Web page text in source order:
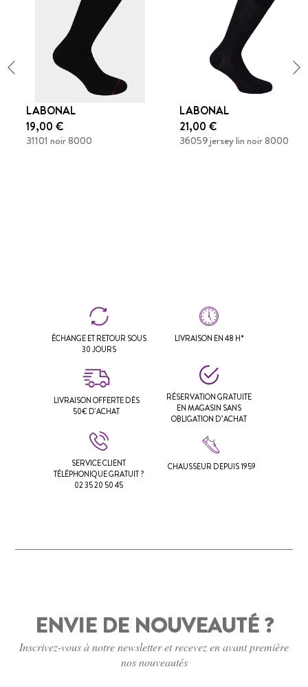
LABONAL
19,00 €
31101 noir 8000
LABONAL
21,00 €
36059 jersey lin noir 8000
ÉCHANGE ET RETOUR SOUS
30 JOURS
LIVRAISON EN 48 H*
LIVRAISON OFFERTE DÈS
50€ D'ACHAT
RÉSERVATION GRATUITE
EN MAGASIN SANS
OBLIGATION D’ACHAT
SERVICE CLIENT
TÉLÉPHONIQUE GRATUIT ?
02 35 20 50 45
CHAUSSEUR DEPUIS 1959
ENVIE DE NOUVEAUTÉ ?
Inscrivez-vous à notre newsletter et recevez en avant première
nos nouveautés